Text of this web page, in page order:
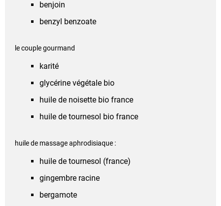
benjoin
benzyl benzoate
le couple gourmand
karité
glycérine végétale bio
huile de noisette bio france
huile de tournesol bio france
huile de massage aphrodisiaque :
huile de tournesol (france)
gingembre racine
bergamote